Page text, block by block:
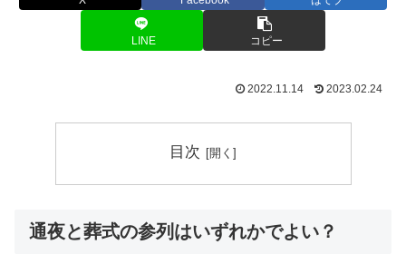
LINE コピー
2022.11.14 2023.02.24
目次
通夜と葬式の参列はいずれかでよい？